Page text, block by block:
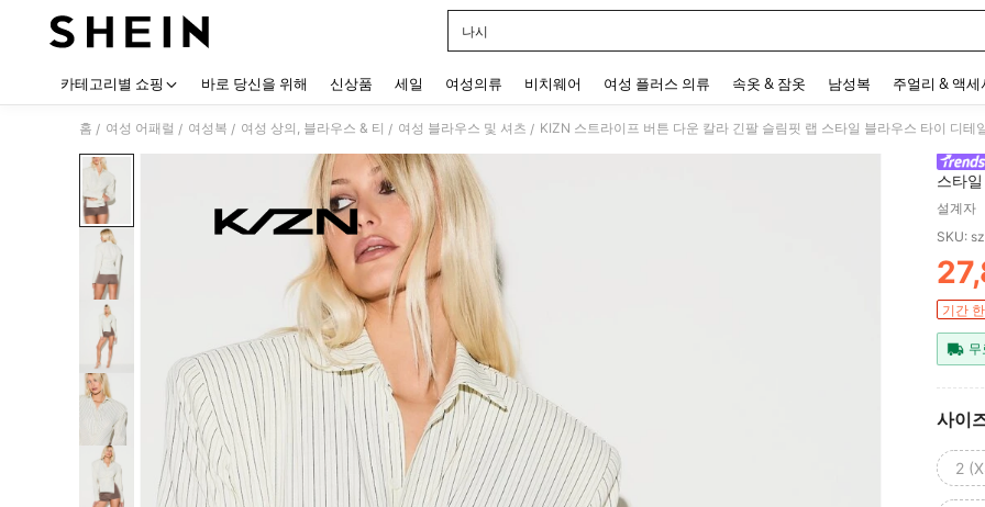
나시
카테고리별 쇼핑 바로 당신을 위해 신상품 세일 여성의류 비치웨어 여성 플러스 의류 속옷 & 잠옷 남성복 주얼리 & 액세
홈 / 여성 어패럴 / 여성복 / 여성 상의, 블라우스 & 티 / 여성 블라우스 및 셔츠 / KIZN 스트라이프 버튼 다운 칼라 긴팔 슬림핏 랩 스타일 블라우스 타이 디테
스타
설계자
SKU:
기간
무
사이
2